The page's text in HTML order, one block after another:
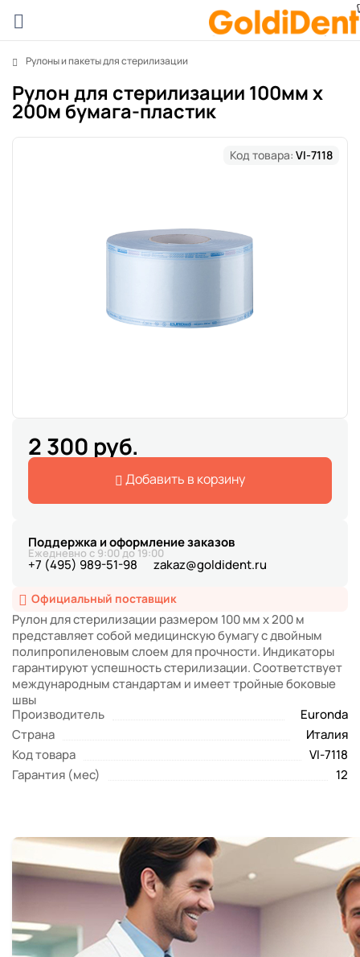
Рулоны и пакеты для стерилизации
Рулон для стерилизации 100мм x
200м бумага-пластик
Код товара: VI-7118
Официальный поставщик
Рулон для стерилизации размером 100 мм х 200 м
представляет собой медицинскую бумагу с двойным
полипропиленовым слоем для прочности. Индикаторы
гарантируют успешность стерилизации. Соответствует
международным стандартам и имеет тройные боковые
швы
Производитель
Euronda
Страна
Италия
Код товара
VI-7118
Гарантия (мес)
12
2 300 руб.
Добавить в корзину
Поддержка и оформление заказов
Ежедневно с 9:00 до 19:00
+7 (495) 989-51-98 zakaz@goldident.ru